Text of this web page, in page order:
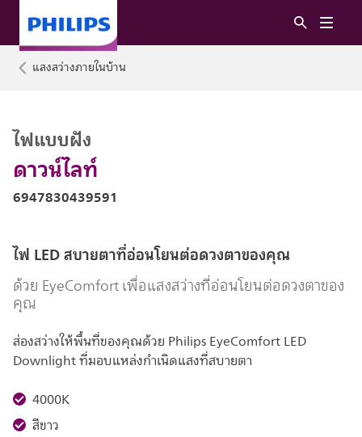
แสงสว่างภายในบ้าน
ดาวน์ไลท์
ไฟแบบฝัง
6947830439591
ไฟ LED สบายตาที่อ่อนโยนต่อดวงตาของคุณ
ด้วย EyeComfort เพื่อแสงสว่างที่อ่อนโยนต่อดวงตาของ
คุณ
ส่องสว่างให้พื้นที่ของคุณด้วย Philips EyeComfort LED
Downlight ที่มอบแหล่งกำเนิดแสงที่สบายตา
4000K
สีขาว